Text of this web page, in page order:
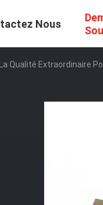
Nous
Qualité Extraordinaire